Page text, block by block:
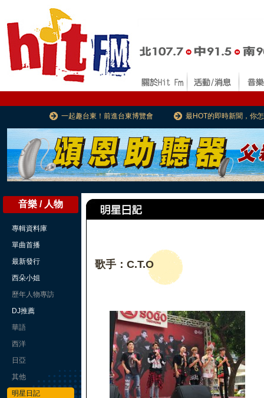
一起趣台東！前進台東博覽會 最HOT的即時新聞，你
音樂 / 人物
專輯資料庫
單曲首播
最新發行
西朵小姐
歷年人物專訪
DJ推薦
華語
西洋
日亞
其他
明星日記
歌手：C.T.O